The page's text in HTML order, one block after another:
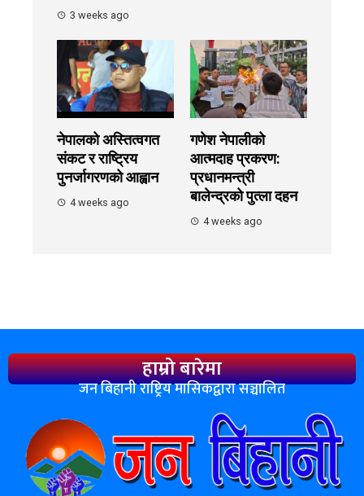
3 weeks ago
नेपालको अस्तित्वगत
संकट र राष्ट्रिय
पुनर्जागरणको आह्वान
4 weeks ago
गणेश नेपालीको
आत्मदाह प्रकरण:
प्रधानमन्त्री
बालेन्द्रको पुत्ला दहन
4 weeks ago
हाम्रो बारेमा
जन बिहानी राष्ट्रिय मासिकद्वारा सञ्चालित